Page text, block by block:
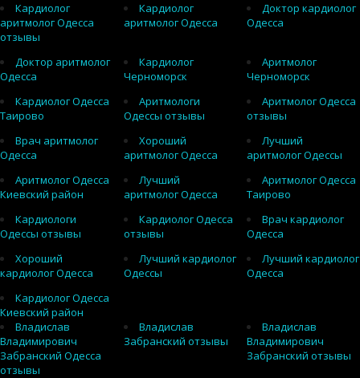
Кардиолог
аритмолог Одесса
отзывы
Кардиолог
аритмолог Одесса
Доктор кардиолог
Одесса
Доктор аритмолог
Одесса
Кардиолог
Черноморск
Аритмолог
Черноморск
Кардиолог Одесса
Таирово
Аритмологи
Одессы отзывы
Аритмолог Одесса
отзывы
Врач аритмолог
Одесса
Хороший
аритмолог Одесса
Лучший
аритмолог Одессы
Аритмолог Одесса
Киевский район
Лучший
аритмолог Одесса
Аритмолог Одесса
Таирово
Кардиологи
Одессы отзывы
Кардиолог Одесса
отзывы
Врач кардиолог
Одесса
Хороший
кардиолог Одесса
Лучший кардиолог
Одессы
Лучший кардиолог
Одесса
Кардиолог Одесса
Киевский район
Владислав
Владимирович
Забранский Одесса
отзывы
Владислав
Забранский отзывы
Владислав
Владимирович
Забранский отзывы